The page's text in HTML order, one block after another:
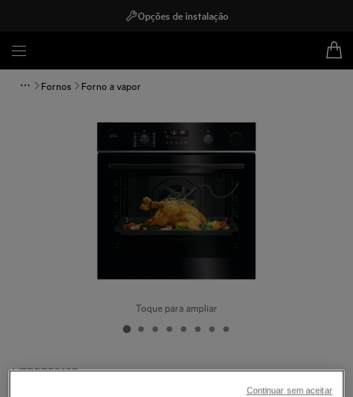
Opções de instalação
Fornos Forno a vapor
Toque para ampliar
V7PBR521SB
Continuar sem aceitar